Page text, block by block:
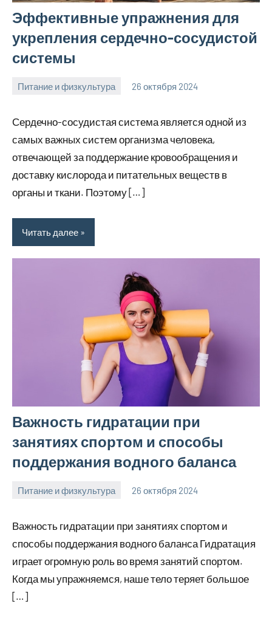
Эффективные упражнения для
укрепления сердечно-сосудистой
системы
Питание и физкультура 26 октября 2024
Сердечно-сосудистая система является одной из
самых важных систем организма человека,
отвечающей за поддержание кровообращения и
доставку кислорода и питательных веществ в
органы и ткани. Поэтому […]
Читать далее
Важность гидратации при
занятиях спортом и способы
поддержания водного баланса
Питание и физкультура 26 октября 2024
Важность гидратации при занятиях спортом и
способы поддержания водного баланса Гидратация
играет огромную роль во время занятий спортом.
Когда мы упражняемся, наше тело теряет большое
[…]